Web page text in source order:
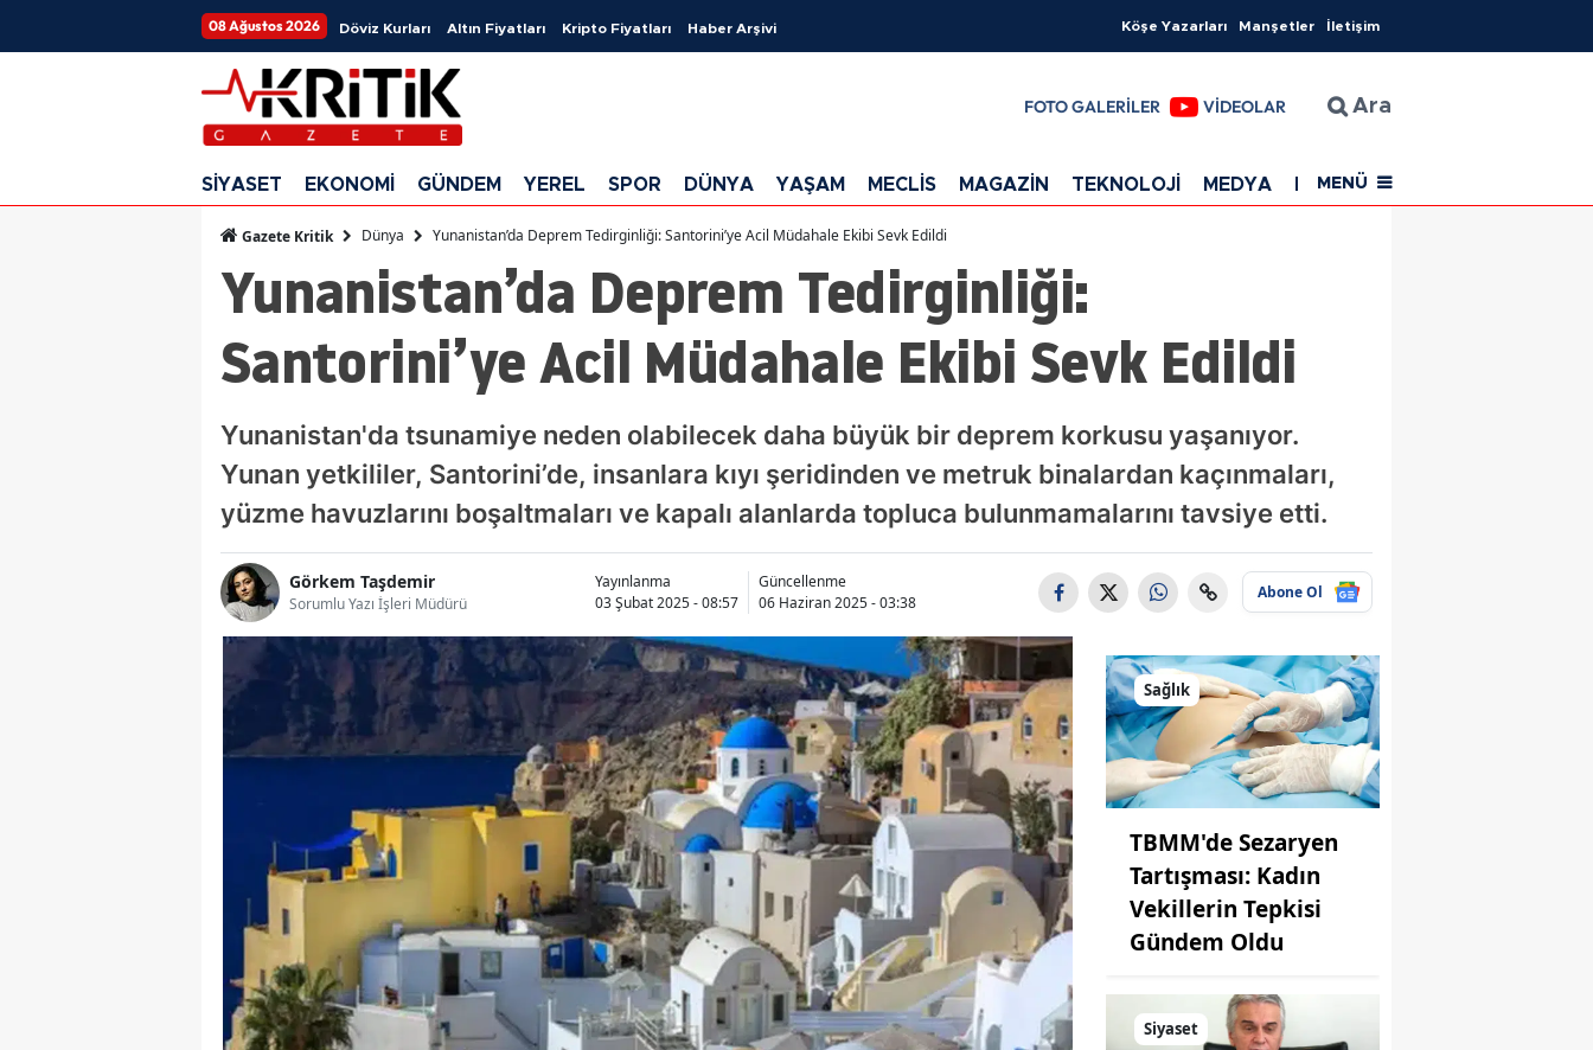
08 Ağustos 2026 Döviz Kurları Altın Fiyatları Kripto Fiyatları Haber Arşivi Köşe Yazarları Manşetler İletişim
FOTO GALERİLER VİDEOLAR Ara
SİYASET EKONOMİ GÜNDEM YEREL SPOR DÜNYA YAŞAM MECLİS MAGAZİN TEKNOLOJİ MEDYA EĞİTİM SAĞLIK
MENÜ
Gazete Kritik Dünya Yunanistan’da Deprem Tedirginliği: Santorini’ye Acil Müdahale Ekibi Sevk Edildi
Yunanistan’da Deprem Tedirginliği:
Santorini’ye Acil Müdahale Ekibi Sevk Edildi
Yunanistan'da tsunamiye neden olabilecek daha büyük bir deprem korkusu yaşanıyor.
Yunan yetkililer, Santorini’de, insanlara kıyı şeridinden ve metruk binalardan kaçınmaları,
yüzme havuzlarını boşaltmaları ve kapalı alanlarda topluca bulunmamalarını tavsiye etti.
Görkem Taşdemir
Sorumlu Yazı İşleri Müdürü
Yayınlanma
03 Şubat 2025 - 08:57
Güncellenme
06 Haziran 2025 - 03:38
Abone Ol
Sağlık
TBMM'de Sezaryen
Tartışması: Kadın
Vekillerin Tepkisi
Gündem Oldu
Siyaset